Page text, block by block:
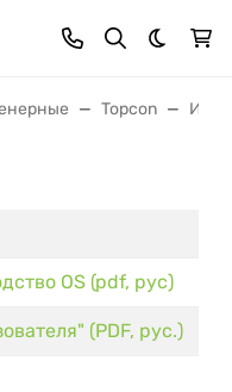
Темная
Topcon
OS (pdf, рус)
(PDF, рус.)